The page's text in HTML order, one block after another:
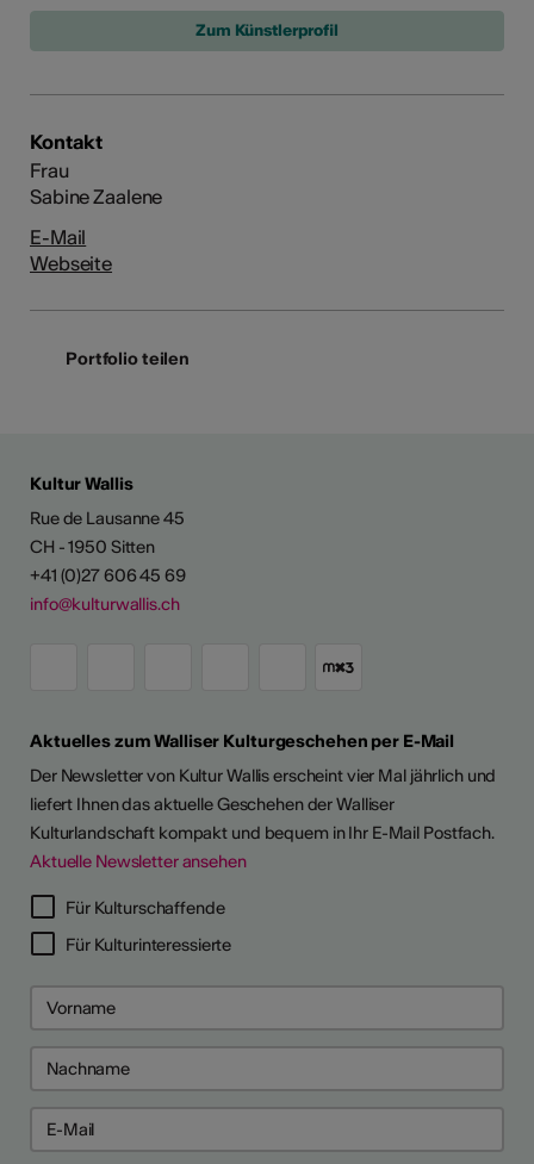
Zum Künstlerprofil
Kontakt
Frau
Sabine Zaalene
E-Mail
Webseite
Portfolio teilen
Kultur Wallis
Rue de Lausanne 45
CH - 1950 Sitten
+41 (0)27 606 45 69
info@kulturwallis.ch
Aktuelles zum Walliser Kulturgeschehen per E-Mail
Der Newsletter von Kultur Wallis erscheint vier Mal jährlich und
liefert Ihnen das aktuelle Geschehen der Walliser
Kulturlandschaft kompakt und bequem in Ihr E-Mail Postfach.
Aktuelle Newsletter ansehen
Für Kulturschaffende
Für Kulturinteressierte